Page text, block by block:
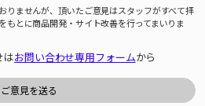
りませんが、頂いたご意見はスタッフがすべて拝
もとに商品開発・サイト改善を行ってまいりま
はお問い合わせ専用フォームから